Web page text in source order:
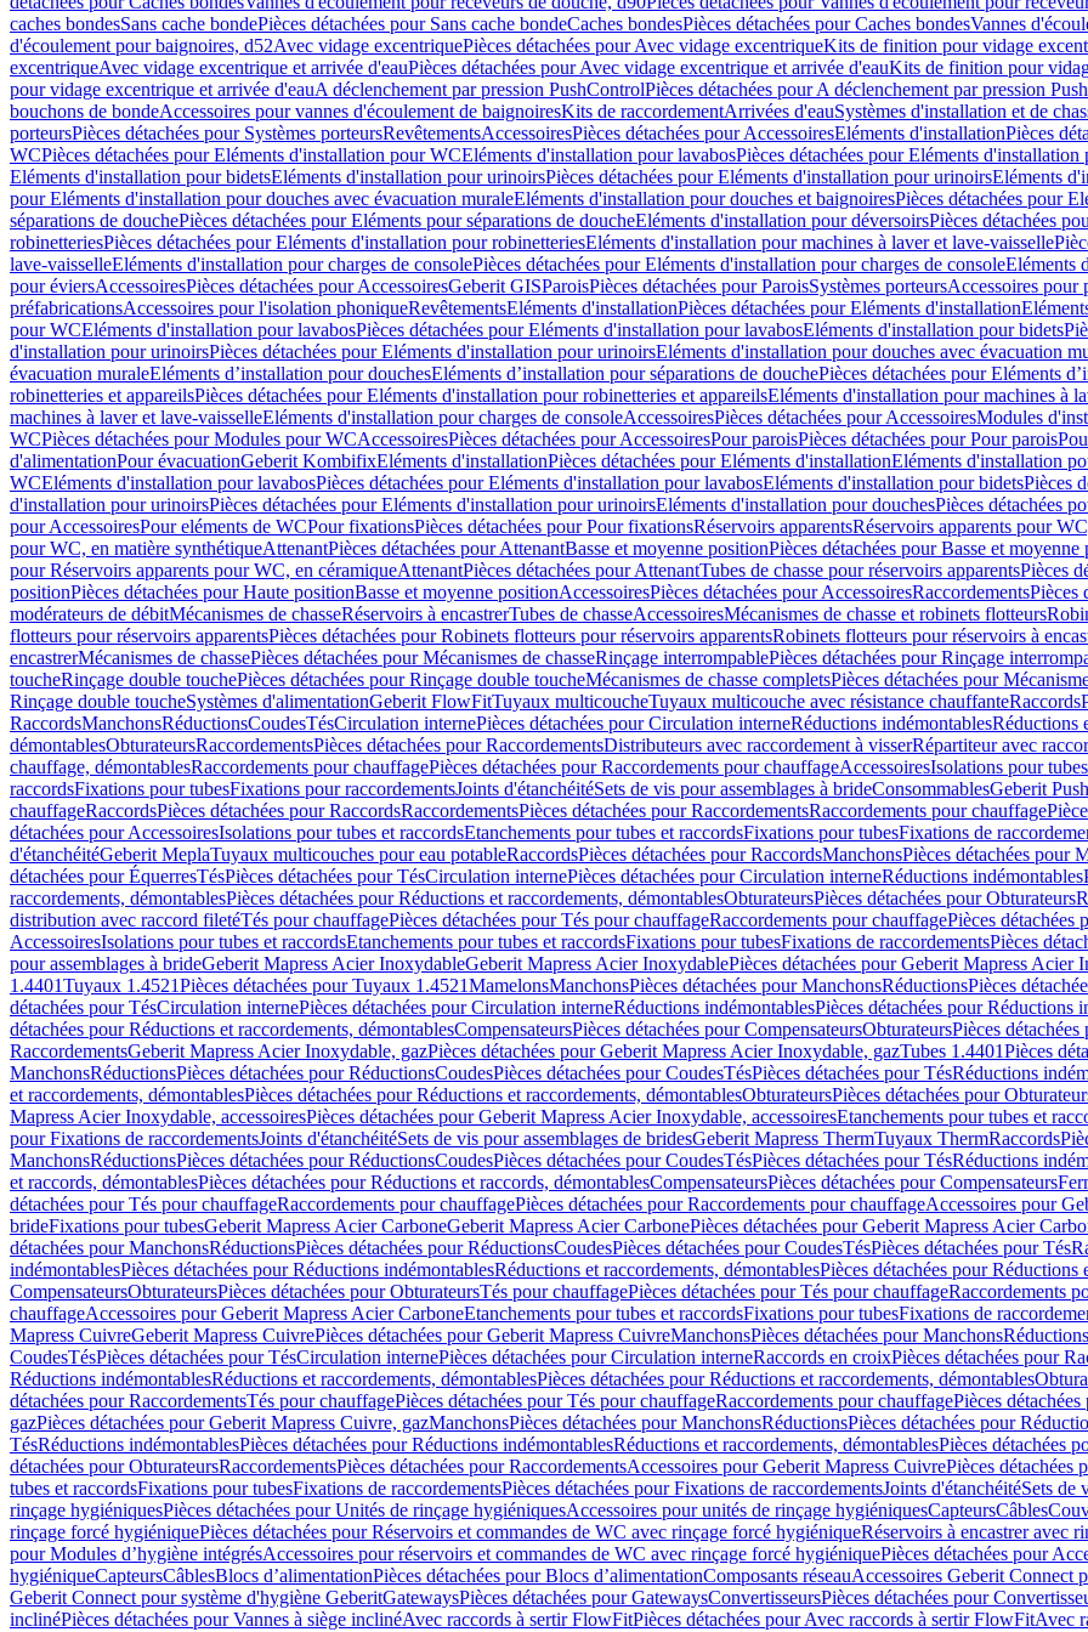
caches bondesSans cache bondePièces détachées pour Sans cache bondeCaches bondesPièces détachées pour Caches bondesVannes
d'écoulement pour baignoires, d52Avec vidage excentriquePièces détachées pour Avec vidage excentriqueKits de finition pour vidage
excentriqueAvec vidage excentrique et arrivée d'eauPièces détachées pour Avec vidage excentrique et arrivée d'eauKits de finition pour
pour vidage excentrique et arrivée d'eauA déclenchement par pression PushControlPièces détachées pour A déclenchement par pression
bouchons de bondeAccessoires pour vannes d'écoulement de baignoiresKits de raccordementArrivées d'eauSystèmes d'installation et de
porteursPièces détachées pour Systèmes porteursRevêtementsAccessoiresPièces détachées pour AccessoiresEléments d'installationPièces
WCPièces détachées pour Eléments d'installation pour WCEléments d'installation pour lavabosPièces détachées pour Eléments d'installation
Eléments d'installation pour bidetsEléments d'installation pour urinoirsPièces détachées pour Eléments d'installation pour urinoirsEléments
pour Eléments d'installation pour douches avec évacuation muraleEléments d'installation pour douches et baignoiresPièces détachées pour
séparations de douchePièces détachées pour Eléments pour séparations de doucheEléments d'installation pour déversoirsPièces détachées
robinetteriesPièces détachées pour Eléments d'installation pour robinetteriesEléments d'installation pour machines à laver et lave-vaisselle
lave-vaisselleEléments d'installation pour charges de consolePièces détachées pour Eléments d'installation pour charges de consoleEléments
pour éviersAccessoiresPièces détachées pour AccessoiresGeberit GISParoisPièces détachées pour ParoisSystèmes porteursAccessoires pour
préfabricationsAccessoires pour l'isolation phoniqueRevêtementsEléments d'installationPièces détachées pour Eléments d'installation
pour WCEléments d'installation pour lavabosPièces détachées pour Eléments d'installation pour lavabosEléments d'installation pour bidets
d'installation pour urinoirsPièces détachées pour Eléments d'installation pour urinoirsEléments d'installation pour douches avec évacuation
évacuation muraleEléments d’installation pour douchesEléments d’installation pour séparations de douchePièces détachées pour Eléments
robinetteries et appareilsPièces détachées pour Eléments d'installation pour robinetteries et appareilsEléments d'installation pour machines à
machines à laver et lave-vaisselleEléments d'installation pour charges de consoleAccessoiresPièces détachées pour AccessoiresModules
WCPièces détachées pour Modules pour WCAccessoiresPièces détachées pour AccessoiresPour paroisPièces détachées pour Pour parois
d'alimentationPour évacuationGeberit KombifixEléments d'installationPièces détachées pour Eléments d'installationEléments d'installation
WCEléments d'installation pour lavabosPièces détachées pour Eléments d'installation pour lavabosEléments d'installation pour bidetsPièces
d'installation pour urinoirsPièces détachées pour Eléments d'installation pour urinoirsEléments d'installation pour douchesPièces détachées
pour AccessoiresPour eléments de WCPour fixationsPièces détachées pour Pour fixationsRéservoirs apparentsRéservoirs apparents pour
pour WC, en matière synthétiqueAttenantPièces détachées pour AttenantBasse et moyenne positionPièces détachées pour Basse et moyenne
pour Réservoirs apparents pour WC, en céramiqueAttenantPièces détachées pour AttenantTubes de chasse pour réservoirs apparentsPièces
positionPièces détachées pour Haute positionBasse et moyenne positionAccessoiresPièces détachées pour AccessoiresRaccordementsPièces
modérateurs de débitMécanismes de chasseRéservoirs à encastrerTubes de chasseAccessoiresMécanismes de chasse et robinets flotteurs
flotteurs pour réservoirs apparentsPièces détachées pour Robinets flotteurs pour réservoirs apparentsRobinets flotteurs pour réservoirs à
encastrerMécanismes de chassePièces détachées pour Mécanismes de chasseRinçage interrompablePièces détachées pour Rinçage
toucheRinçage double touchePièces détachées pour Rinçage double toucheMécanismes de chasse completsPièces détachées pour
Rinçage double toucheSystèmes d'alimentationGeberit FlowFitTuyaux multicoucheTuyaux multicouche avec résistance chauffanteRaccords
RaccordsManchonsRéductionsCoudesTésCirculation internePièces détachées pour Circulation interneRéductions indémontablesRéductions
démontablesObturateursRaccordementsPièces détachées pour RaccordementsDistributeurs avec raccordement à visserRépartiteur avec
chauffage, démontablesRaccordements pour chauffagePièces détachées pour Raccordements pour chauffageAccessoiresIsolations pour
raccordsFixations pour tubesFixations pour raccordementsJoints d'étanchéitéSets de vis pour assemblages à brideConsommablesGeberit
chauffageRaccordsPièces détachées pour RaccordsRaccordementsPièces détachées pour RaccordementsRaccordements pour chauffage
détachées pour AccessoiresIsolations pour tubes et raccordsEtanchements pour tubes et raccordsFixations pour tubesFixations de
d'étanchéitéGeberit MeplaTuyaux multicouches pour eau potableRaccordsPièces détachées pour RaccordsManchonsPièces détachées pour
détachées pour ÉquerresTésPièces détachées pour TésCirculation internePièces détachées pour Circulation interneRéductions indémontables
raccordements, démontablesPièces détachées pour Réductions et raccordements, démontablesObturateursPièces détachées pour Obturateurs
distribution avec raccord filetéTés pour chauffagePièces détachées pour Tés pour chauffageRaccordements pour chauffagePièces détachées
AccessoiresIsolations pour tubes et raccordsEtanchements pour tubes et raccordsFixations pour tubesFixations de raccordementsPièces
pour assemblages à brideGeberit Mapress Acier InoxydableGeberit Mapress Acier InoxydablePièces détachées pour Geberit Mapress Acier
1.4401Tuyaux 1.4521Pièces détachées pour Tuyaux 1.4521MamelonsManchonsPièces détachées pour ManchonsRéductionsPièces
détachées pour TésCirculation internePièces détachées pour Circulation interneRéductions indémontablesPièces détachées pour Réductions
détachées pour Réductions et raccordements, démontablesCompensateursPièces détachées pour CompensateursObturateursPièces
RaccordementsGeberit Mapress Acier Inoxydable, gazPièces détachées pour Geberit Mapress Acier Inoxydable, gazTubes 1.4401Pièces
ManchonsRéductionsPièces détachées pour RéductionsCoudesPièces détachées pour CoudesTésPièces détachées pour TésRéductions
et raccordements, démontablesPièces détachées pour Réductions et raccordements, démontablesObturateursPièces détachées pour
Mapress Acier Inoxydable, accessoiresPièces détachées pour Geberit Mapress Acier Inoxydable, accessoiresEtanchements pour tubes et
pour Fixations de raccordementsJoints d'étanchéitéSets de vis pour assemblages de bridesGeberit Mapress ThermTuyaux ThermRaccords
ManchonsRéductionsPièces détachées pour RéductionsCoudesPièces détachées pour CoudesTésPièces détachées pour TésRéductions
et raccords, démontablesPièces détachées pour Réductions et raccords, démontablesCompensateursPièces détachées pour Compensateurs
détachées pour Tés pour chauffageRaccordements pour chauffagePièces détachées pour Raccordements pour chauffageAccessoires pour
brideFixations pour tubesGeberit Mapress Acier CarboneGeberit Mapress Acier CarbonePièces détachées pour Geberit Mapress Acier
détachées pour ManchonsRéductionsPièces détachées pour RéductionsCoudesPièces détachées pour CoudesTésPièces détachées pour Tés
indémontablesPièces détachées pour Réductions indémontablesRéductions et raccordements, démontablesPièces détachées pour Réductions
CompensateursObturateursPièces détachées pour ObturateursTés pour chauffagePièces détachées pour Tés pour chauffageRaccordements
chauffageAccessoires pour Geberit Mapress Acier CarboneEtanchements pour tubes et raccordsFixations pour tubesFixations de
Mapress CuivreGeberit Mapress CuivrePièces détachées pour Geberit Mapress CuivreManchonsPièces détachées pour ManchonsRéductions
CoudesTésPièces détachées pour TésCirculation internePièces détachées pour Circulation interneRaccords en croixPièces détachées pour
Réductions indémontablesRéductions et raccordements, démontablesPièces détachées pour Réductions et raccordements, démontables
détachées pour RaccordementsTés pour chauffagePièces détachées pour Tés pour chauffageRaccordements pour chauffagePièces
gazPièces détachées pour Geberit Mapress Cuivre, gazManchonsPièces détachées pour ManchonsRéductionsPièces détachées pour
TésRéductions indémontablesPièces détachées pour Réductions indémontablesRéductions et raccordements, démontablesPièces détachées
détachées pour ObturateursRaccordementsPièces détachées pour RaccordementsAccessoires pour Geberit Mapress CuivrePièces détachées
tubes et raccordsFixations pour tubesFixations de raccordementsPièces détachées pour Fixations de raccordementsJoints d'étanchéitéSets de
rinçage hygiéniquesPièces détachées pour Unités de rinçage hygiéniquesAccessoires pour unités de rinçage hygiéniquesCapteursCâbles
rinçage forcé hygiéniquePièces détachées pour Réservoirs et commandes de WC avec rinçage forcé hygiéniqueRéservoirs à encastrer avec
pour Modules d’hygiène intégrésAccessoires pour réservoirs et commandes de WC avec rinçage forcé hygiéniquePièces détachées pour
hygiéniqueCapteursCâblesBlocs d’alimentationPièces détachées pour Blocs d’alimentationComposants réseauAccessoires Geberit Connect
Geberit Connect pour système d'hygiène GeberitGatewaysPièces détachées pour GatewaysConvertisseursPièces détachées pour
inclinéPièces détachées pour Vannes à siège inclinéAvec raccords à sertir FlowFitPièces détachées pour Avec raccords à sertir FlowFitAvec